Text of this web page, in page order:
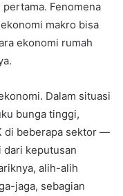
Fenomena
makro bisa
ekonomi rumah
Dalam situasi
bunga tinggi,
di beberapa sektor —
dari keputusan
alih-alih
jaga, sebagian